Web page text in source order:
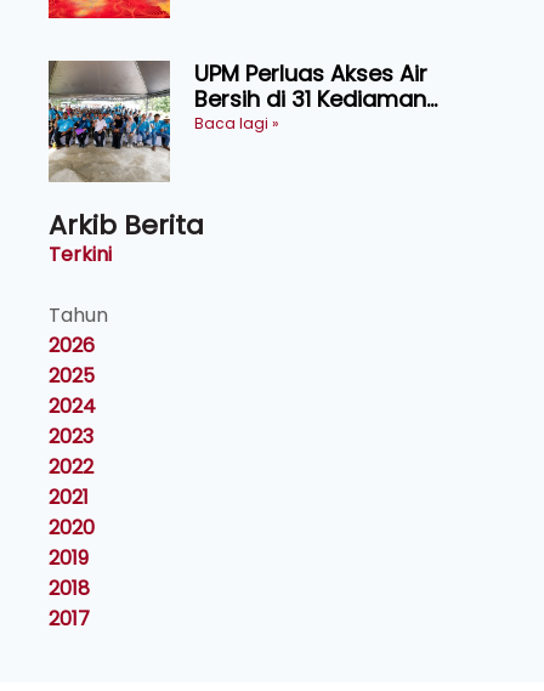
UPM Perluas Akses Air
Bersih di 31 Kediaman
Orang Asli Tasik Chini
Baca lagi »
Arkib Berita
Terkini
Tahun
2026
2025
2024
2023
2022
2021
2020
2019
2018
2017